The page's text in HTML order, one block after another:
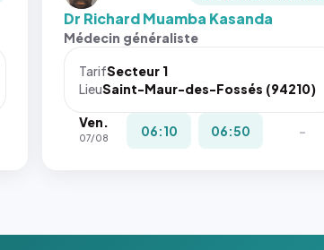
Dr Richard Muamba Kasanda
Médecin généraliste
TarifSecteur 1
LieuSaint-Maur-des-Fossés (94210)
Ven.
07/08 06:10 06:50 -